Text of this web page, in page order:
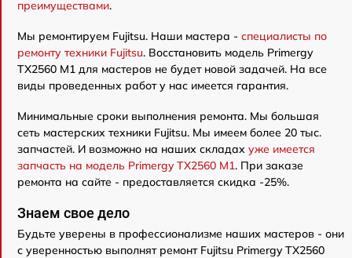
преимуществами.
Мы ремонтируем Fujitsu. Наши мастера - специалисты по
ремонту техники Fujitsu. Восстановить модель Primergy
TX2560 M1 для мастеров не будет новой задачей. На все
виды проведенных работ у нас имеется гарантия.
Минимальные сроки выполнения ремонта. Мы большая
сеть мастерских техники Fujitsu. Мы имеем более 20 тыс.
запчастей. И возможно на наших складах уже имеется
запчасть на модель Primergy TX2560 M1. При заказе
ремонта на сайте - предоставляется скидка -25%.
Знаем свое дело
Будьте уверены в профессионализме наших мастеров - они
с уверенностью выполнят ремонт Fujitsu Primergy TX2560